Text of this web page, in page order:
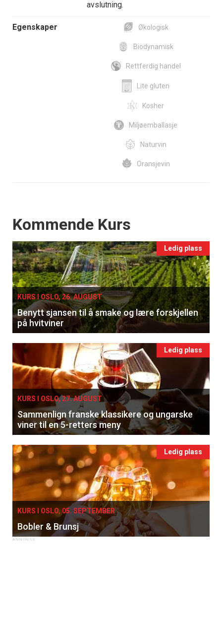
avslutning.
Egenskaper Økologisk
Biodynamisk
Rettferdig handel
Lite gluten
Kosher
Miljøemballasje
Naturvin
Oransjevin
Events
Kommende Kurs
Ledig plass
KURS I OSLO, 26. AUGUST
Benytt sjansen til å smake og lære forskjellen
på hvitviner
Ledig plass
KURS I OSLO, 27. AUGUST
Sammenlign franske klassikere og ungarske
viner til en 5-retters meny
Ledig plass
KURS I OSLO, 05. SEPTEMBER
Bobler & Brunsj